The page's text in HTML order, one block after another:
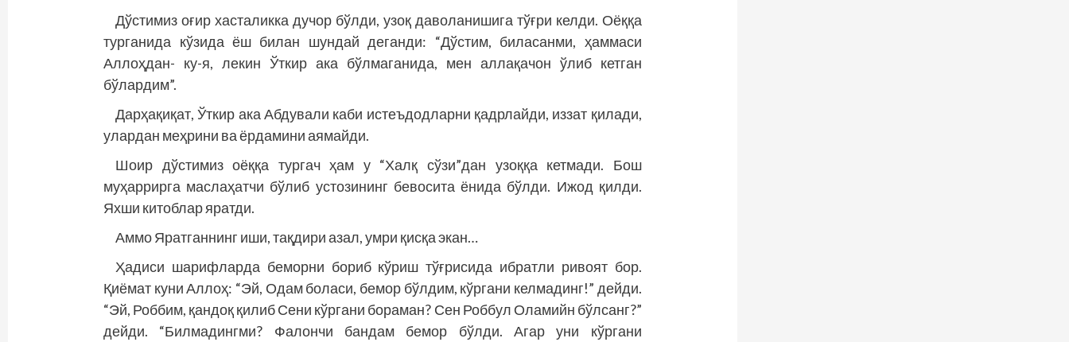
Дўстимиз оғир хасталикка дучор бўлди, узоқ даволанишига тўғри келди. Оёққа
турганида кўзида ёш билан шундай деганди: “Дўстим, биласанми, ҳаммаси
Аллоҳдан- ку-я, лекин Ўткир ака бўлмаганида, мен аллақачон ўлиб кетган
бўлардим”.
Дарҳақиқат, Ўткир ака Абдували каби истеъдодларни қадрлайди, иззат қилади,
улардан меҳрини ва ёрдамини аямайди.
Шоир дўстимиз оёққа тургач ҳам у “Халқ сўзи”дан узоққа кетмади. Бош
муҳаррирга маслаҳатчи бўлиб устозининг бевосита ёнида бўлди. Ижод қилди.
Яхши китоблар яратди.
Аммо Яратганнинг иши, тақдири азал, умри қисқа экан…
Ҳадиси шарифларда беморни бориб кўриш тўғрисида ибратли ривоят бор.
Қиёмат куни Аллоҳ: “Эй, Одам боласи, бемор бўлдим, кўргани келмадинг!” дейди.
“Эй, Роббим, қандоқ қилиб Сени кўргани бораман? Сен Роббул Оламийн бўлсанг?”
дейди. “Билмадингми? Фалончи бандам бемор бўлди. Агар уни кўргани